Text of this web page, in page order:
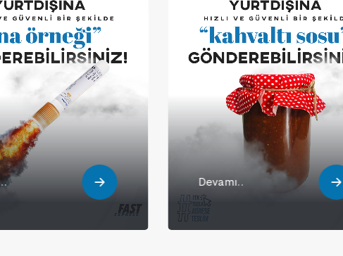
Devamı..